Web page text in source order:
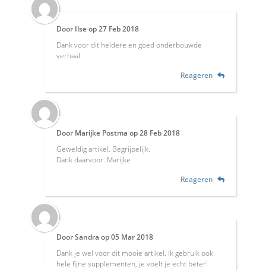
Door Ilseop27 Feb 2018
Dank voor dit heldere en goed onderbouwde
verhaal
Reageren
Door Marijke Postma op28 Feb 2018
Geweldig artikel. Begrijpelijk.
Dank daarvoor. Marijke
Reageren
DoorSandra op05 Mar 2018
Dank je wel voor dit mooie artikel. Ik gebruik ook
hele fijne supplementen, je voelt je echt beter!